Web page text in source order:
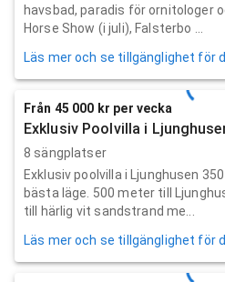
havsbad, paradis för ornitologer
Horse Show (i juli), Falsterbo ...
Läs mer och se tillgänglighet för
Från 45 000 kr per vecka
Exklusiv Poolvilla i
8 sängplatser
Exklusiv poolvilla i Ljunghusen
bästa läge. 500 meter till
till härlig vit sandstrand me...
Läs mer och se tillgänglighet för